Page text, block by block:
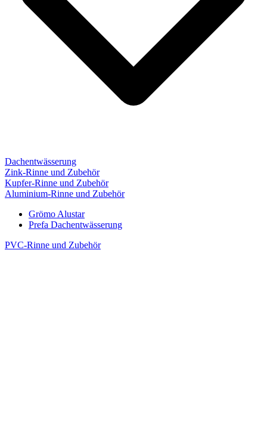
Dachentwässerung
Zink-Rinne und Zubehör
Kupfer-Rinne und Zubehör
Aluminium-Rinne und Zubehör
Grömo Alustar
Prefa Dachentwässerung
PVC-Rinne und Zubehör